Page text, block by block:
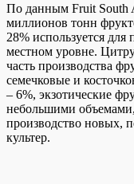
По данным Fruit South
миллионов тонн
28% используется для
местном уровне.
часть производства
семечковые и
– 6%, экзотические
небольшими
производство новых,
культер.